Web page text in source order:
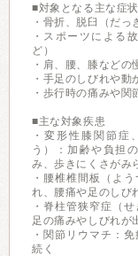
■対象となる主な症状
・骨折、脱臼（だ
・スポーツによる
ど）
・肩、腰、膝などの
・手足のしびれや動
・歩行時の痛みや関
■主な対象疾患
・変形性膝関節症
う）：加齢や負担
み、歩きにくさがみ
・腰椎椎間板（よ
れ、腰痛や足のしび
・脊柱管狭窄症（
足の痛みやしびれが
・関節リウマチ：
続く